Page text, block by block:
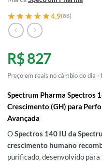
★★★★★
★★★★★4,9(86)
R$ 827
Preço em reais no câmbio do dia
Spectrum Pharma Spectros
Crescimento (GH) para
Avançada
OSpectros 140 IU da
crescimento humano
purificado, desenvolvido